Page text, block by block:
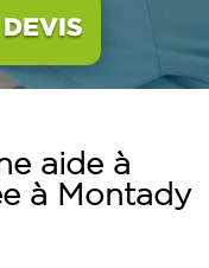
aide à
à Montady